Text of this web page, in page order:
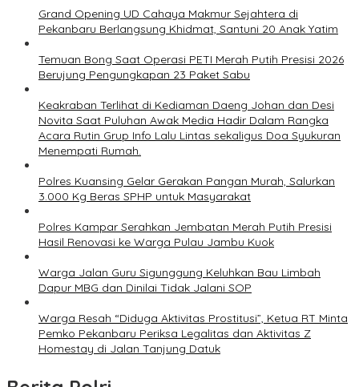
Grand Opening UD Cahaya Makmur Sejahtera di
Pekanbaru Berlangsung Khidmat, Santuni 20 Anak Yatim
Temuan Bong Saat Operasi PETI Merah Putih Presisi 2026
Berujung Pengungkapan 23 Paket Sabu
Keakraban Terlihat di Kediaman Daeng Johan dan Desi
Novita Saat Puluhan Awak Media Hadir Dalam Rangka
Acara Rutin Grup Info Lalu Lintas sekaligus Doa Syukuran
Menempati Rumah.
Polres Kuansing Gelar Gerakan Pangan Murah, Salurkan
3.000 Kg Beras SPHP untuk Masyarakat
Polres Kampar Serahkan Jembatan Merah Putih Presisi
Hasil Renovasi ke Warga Pulau Jambu Kuok
Warga Jalan Guru Sigunggung Keluhkan Bau Limbah
Dapur MBG dan Dinilai Tidak Jalani SOP
Warga Resah “Diduga Aktivitas Prostitusi”, Ketua RT Minta
Pemko Pekanbaru Periksa Legalitas dan Aktivitas Z
Homestay di Jalan Tanjung Datuk